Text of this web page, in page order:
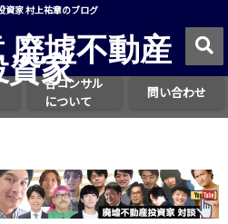
資家 村上祐章のブログ
廃墟不動産
資家各コンサル
について
問い合わせ